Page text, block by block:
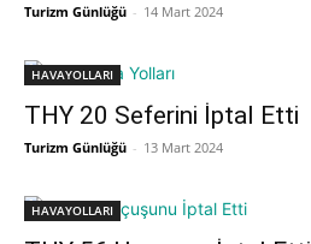
Turizm Günlüğü - 14 Mart 2024
HAVAYOLLARI
THY 20 Seferini İptal Etti
Turizm Günlüğü - 13 Mart 2024
HAVAYOLLARI